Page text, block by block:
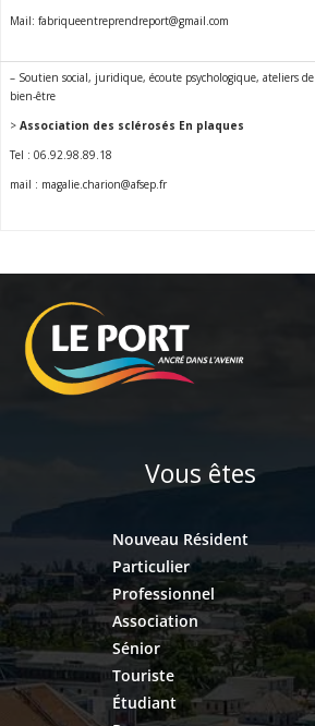
Mail: fabriqueentreprendreport@gmail.com
– Soutien social, juridique, écoute psychologique, ateliers de
bien-être
> Association des sclérosés En plaques
Tel : 06.92.98.89.18
mail : magalie.charion@afsep.fr
Vous êtes
Nouveau Résident
Particulier
Professionnel
Association
Sénior
Touriste
Étudiant